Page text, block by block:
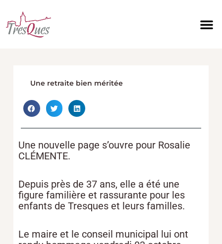
contenu
Une retraite bien méritée
Une nouvelle page s’ouvre pour Rosalie
CLÉMENTE.
Depuis près de 37 ans, elle a été une
figure familière et rassurante pour les
enfants de Tresques et leurs familles.
Le maire et le conseil municipal lui ont